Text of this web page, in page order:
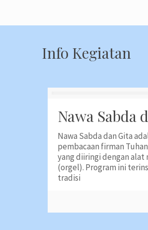
Info Kegiatan
Nawa Sabda
Nawa Sabda dan Gita
pembacaan firman
yang diiringi dengan alat
(orgel). Program ini
tradisi